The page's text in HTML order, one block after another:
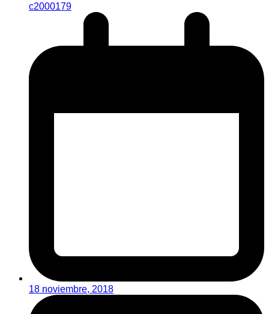
c2000179
18 noviembre, 2018